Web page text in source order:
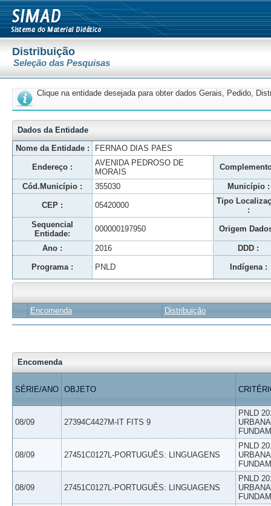
Distribuição
Seleção das Pesquisas
Clique na entidade desejada para obter dados Gerais, Pedido,
Dados da Entidade
Nome da Entidade :
FERNAO DIAS PAES
Endereço :
AVENIDA PEDROSO DE
MORAIS
Cód.Município : 355030 Município :
CEP : 05420000
Tipo
:
Sequencial
Entidade:
000000197950 Origem
Ano : 2016 DDD :
Programa : PNLD Indígena :
Encomenda Distribuição
Encomenda
SÉRIE/ANO OBJETO
08/09 27394C4427M-IT FITS 9
PNLD
08/09 27451C0127L-PORTUGUÊS: LINGUAGENS
PNLD
08/09 27451C0127L-PORTUGUÊS: LINGUAGENS
PNLD